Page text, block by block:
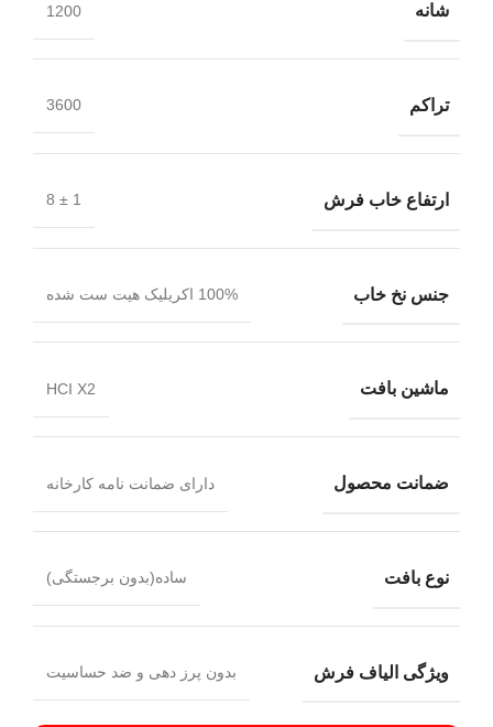
شانه 1200
تراکم 3600
ارتفاع خاب فرش 1 ± 8
جنس نخ خاب 100% اکریلیک هیت ست شده
ماشین بافت HCI X2
ضمانت محصول دارای ضمانت نامه کارخانه
نوع بافت ساده(بدون برجستگی)
ویژگی الیاف فرش بدون پرز دهی و ضد حساسیت